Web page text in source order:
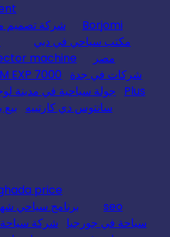
Borjomi
شركة تصميم
مكتب سياحي في دبي
مصر
machine
شركات في جدة
EXP 7000
Plus
جولة سياحية في مدينة
سانتوس دي كارتييه
price
seo
برنامج سياحي
سياحة في جورجيا
شركة